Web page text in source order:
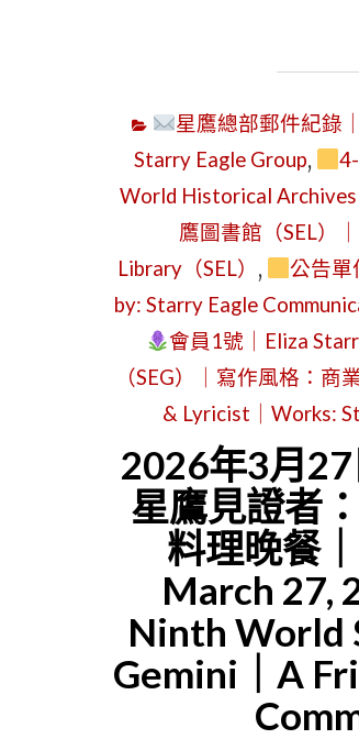
星鷹總部郵件紀錄
Starry Eagle Group,
World Historical Archives
鷹圖書館（SEL）
Library（SEL） ,
公告單
by: Starry Eagle
會員1號｜Eliza
（SEG）｜寫作風格：
& Lyricist｜Works:
2026年3月
星鷹見證者
料理晚餐
March 27,
Ninth World
Gemini｜A